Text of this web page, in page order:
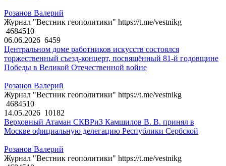
Розанов Валерий
Журнал "Вестник геополитики" https://t.me/vestnikg
4684510
06.06.2026 6459
Центральном доме работников искусств состоялся
торжественный съезд-концерт, посвящённый 81-й годовщине
Победы в Великой Отечественной войне
Розанов Валерий
Журнал "Вестник геополитики" https://t.me/vestnikg
4684510
14.05.2026 10182
Верховный Атаман СКВРиЗ Камшилов В. В. принял в
Москве официальную делегацию Республики Сербской
Розанов Валерий
Журнал "Вестник геополитики" https://t.me/vestnikg